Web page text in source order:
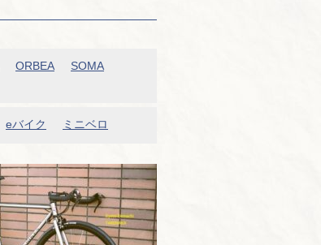
ORBEA
SOMA
eバイク ミニベロ